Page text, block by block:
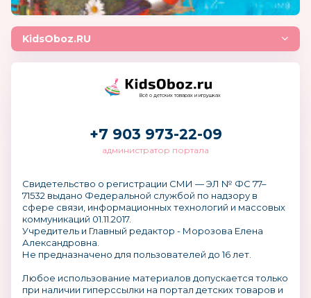
KidsOboz.RU
Всё о детских товарах и игрушках
+7 903 973-22-09
администратор портала
Свидетельство о регистрации СМИ — ЭЛ № ФС 77–
71532 выдано Федеральной службой по надзору в
сфере связи, информационных технологий и массовых
коммуникаций 01.11.2017.
Учредитель и Главный редактор - Морозова Елена
Александровна.
Не предназначено для пользователей до 16 лет.
Любое использование материалов допускается только
при наличии гиперссылки на портал детских товаров и